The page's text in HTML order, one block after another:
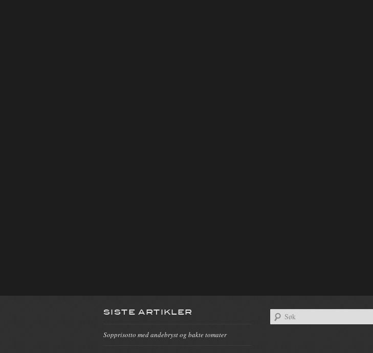
SISTE ARTIKLER
Sopprisotto med andebryst og bakte tomater